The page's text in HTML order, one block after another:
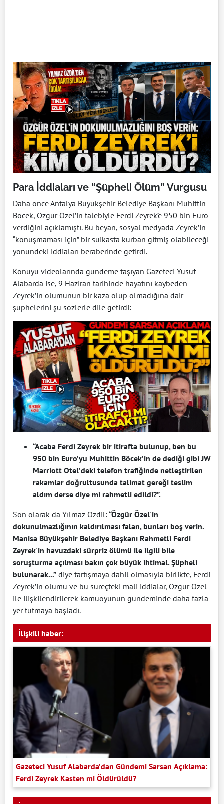
Para İddiaları ve “Şüpheli Ölüm” Vurgusu
Daha önce Antalya Büyükşehir Belediye Başkanı Muhittin
Böcek, Özgür Özel’in talebiyle Ferdi Zeyrek’e 950 bin Euro
verdiğini açıklamıştı. Bu beyan, sosyal medyada Zeyrek’in
“konuşmaması için” bir suikasta kurban gitmiş olabileceği
yönündeki iddiaları beraberinde getirdi.
Konuyu videolarında gündeme taşıyan Gazeteci Yusuf
Alabarda ise, 9 Haziran tarihinde hayatını kaybeden
Zeyrek’in ölümünün bir kaza olup olmadığına dair
şüphelerini şu sözlerle dile getirdi:
“Acaba Ferdi Zeyrek bir itirafta bulunup, ben bu
950 bin Euro’yu Muhittin Böcek’in de dediği gibi JW
Marriott Otel’deki telefon trafiğinde netleştirilen
rakamlar doğrultusunda talimat gereği teslim
aldım derse diye mi rahmetli edildi?”.
Son olarak da Yılmaz Özdil:“Özgür Özel'in
dokunulmazlığının kaldırılması falan, bunları boş verin.
Manisa Büyükşehir Belediye Başkanı Rahmetli Ferdi
Zeyrek'in havuzdaki sürpriz ölümü ile ilgili bile
soruşturma açılması bakın çok büyük ihtimal. Şüpheli
bulunarak...” diye tartışmaya dahil olmasıyla birlikte, Ferdi
Zeyrek’in ölümü ve bu süreçteki mali iddialar, Özgür Özel
ile ilişkilendirilerek kamuoyunun gündeminde daha fazla
yer tutmaya başladı.
İlişkili haber:
Gazeteci Yusuf Alabarda’dan Gündemi Sarsan Açıklama:
Ferdi Zeyrek Kasten mi Öldürüldü?